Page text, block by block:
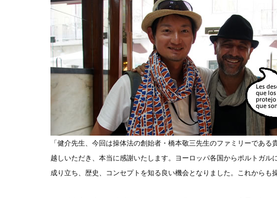
「健介先生、今回は操体法の創始者・橋本敬三先生のファミリーであ
越しいただき、本当に感謝いたします。ヨーロッパ各国からポルトガ
成り立ち、歴史、コンセプトを知る良い機会となりました。これから